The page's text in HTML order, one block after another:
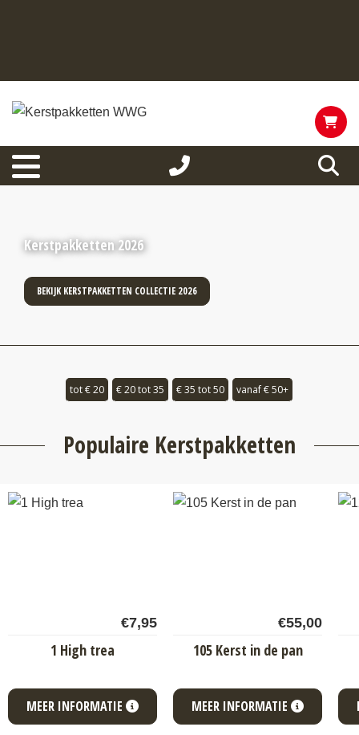
Kerstpakketten 2026
BEKIJK KERSTPAKKETTEN COLLECTIE 2026
tot € 20 € 20 tot 35 € 35 tot 50 vanaf € 50+
Populaire Kerstpakketten
€7,95
1 High trea
MEER INFORMATIE
€55,00
105 Kerst in de pan
MEER INFORMATIE